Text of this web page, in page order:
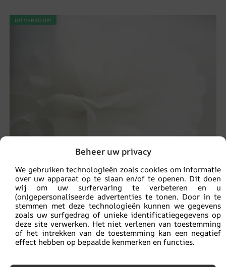
Beheer uw privacy
We gebruiken technologieën zoals cookies om informatie
over uw apparaat op te slaan en/of te openen. Dit doen
wij om uw surfervaring te verbeteren en u
(on)gepersonaliseerde advertenties te tonen. Door in te
stemmen met deze technologieën kunnen we gegevens
zoals uw surfgedrag of unieke identificatiegegevens op
deze site verwerken. Het niet verlenen van toestemming
of het intrekken van de toestemming kan een negatief
effect hebben op bepaalde kenmerken en functies.
UITVERKOOP!
Witte bloem Fotobehang